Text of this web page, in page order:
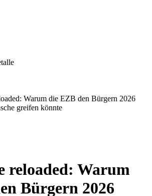
Warum die EZB den Bürgern 2026
greifen könnte
reloaded: Warum
Bürgern 2026